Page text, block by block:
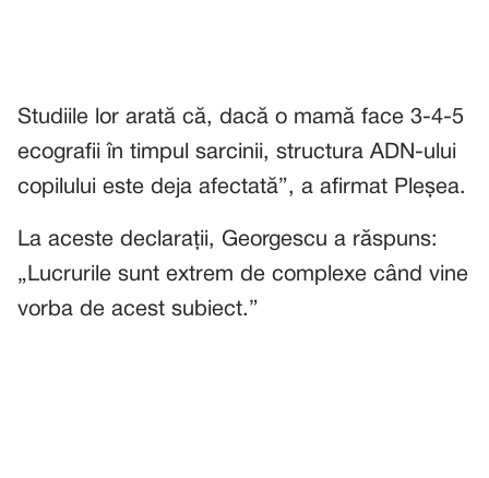
Studiile lor arată că, dacă o mamă face 3-4-5
ecografii în timpul sarcinii, structura ADN-ului
copilului este deja afectată”, a afirmat Pleșea.
La aceste declarații, Georgescu a răspuns:
„Lucrurile sunt extrem de complexe când vine
vorba de acest subiect.”